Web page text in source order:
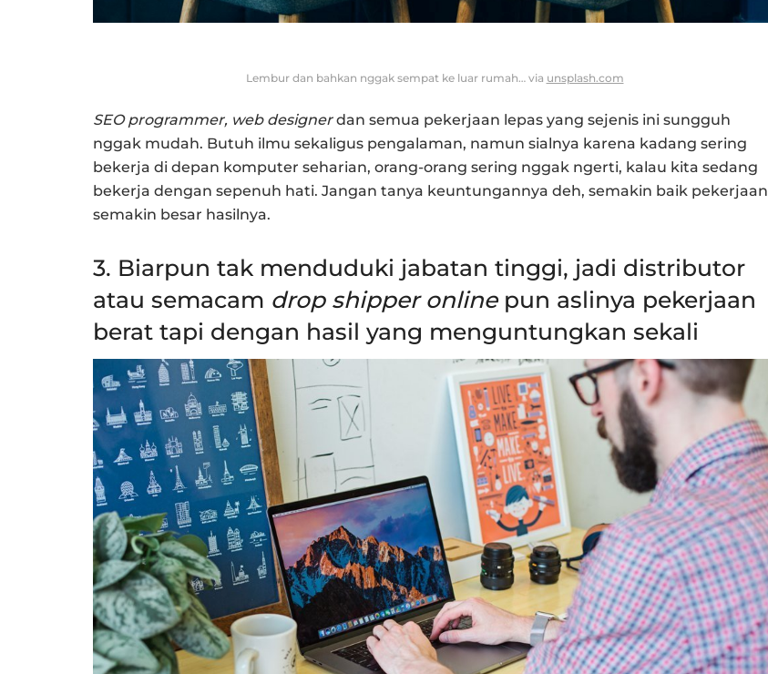
Lembur dan bahkan nggak sempat ke luar rumah… via unsplash.com
SEO programmer, web designerdan semua pekerjaan lepas yang sejenis ini sungguh
nggak mudah. Butuh ilmu sekaligus pengalaman, namun sialnya karena kadang sering
bekerja di depan komputer seharian, orang-orang sering nggak ngerti, kalau kita sedang
bekerja dengan sepenuh hati. Jangan tanya keuntungannya deh, semakin baik pekerjaan
semakin besar hasilnya.
3. Biarpun tak menduduki jabatan tinggi, jadi distributor
atau semacam drop shipper onlinepun aslinya pekerjaan
berat tapi dengan hasil yang menguntungkan sekali